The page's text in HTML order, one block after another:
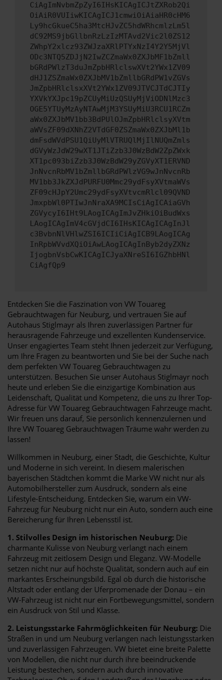
CiAgImNvbmZpZyI6IHsKICAgICJtZXRob2Qi
OiAiR0VUIiwKICAgICJ1cmwiOiAiaHR0cHM6
Ly9hcGkueC5ha3MtcHJvZC5hdWRhcmlzLm5l
dC92MS9jbGllbnRzLzIzMTAvd2Vic2l0ZS12
ZWhpY2xlcz93ZWJzaXRlPTYxNzI4Y2Y5MjVl
ODc3NTQ5ZDJjN2IwZCZmaWx0ZXJbMF1bZmll
bGRdPWlzT3duJmZpbHRlclswXVt2YWx1ZV09
dHJ1ZSZmaWx0ZXJbMV1bZmllbGRdPW1vZGVs
JmZpbHRlclsxXVt2YWx1ZV09JTVCJTdCJTIy
YXVkYXJpc19pZCUyMiUzQSUyMjViODNlMzc3
OGE5YTUyMzAyNTAwMjM3YSUyMiU3RCU1RCZm
aWx0ZXJbMV1bb3BdPUlOJmZpbHRlclsyXVtm
aWVsZF09dXNhZ2VTdGF0ZSZmaWx0ZXJbMl1b
dmFsdWVdPSU1QiUyMlVTRUQlMjIlNUQmZmls
dGVyWzJdW29wXT1JTiZzb3J0WzBdW2ZpZWxk
XT1pc093biZzb3J0WzBdW29yZGVyXT1ERVND
JnNvcnRbMV1bZmllbGRdPWlzVG9wJnNvcnRb
MV1bb3JkZXJdPURFU0Mmc29ydFsyXVtmaWVs
ZF09cHJpY2Umc29ydFsyXVtvcmRlcl09QVND
JmxpbWl0PTIwJnNraXA9MCIsCiAgICAiaGVh
ZGVycyI6IHt9LAogICAgImJvZHkiOiBudWxs
LAogICAgImV4cGVjdCI6IHsKICAgICAgInJl
c3BvbnNlVHlwZSI6ICIiCiAgICB9LAogICAg
InRpbWVvdXQiOiAwLAogICAgInByb2dyZXNz
IjogbnVsbCwKICAgICJyaXNreSI6IGZhbHNl
CiAgfQp9
Entdecken Sie die Faszination von VW Touareg
Gebrauchtwagen für Neuburg, und vertrauen Sie auf
Autohaus Stiglmayr als Ihren zuverlässigen Partner für
herausragende Fahrzeuge und exzellenten Kundenservice.
Unser engagiertes Team steht Ihnen jederzeit zur Verfügung,
um Ihre Fragen zu beantworten und Sie bei der Suche nach
dem perfekten VW Touareg Gebrauchtwagen zu
unterstützen. Besuchen Sie unser Autohaus Stiglmayr noch
heute und erleben Sie die einzigartige Kombination aus
Leidenschaft, Qualität und Kompetenz, die uns zu Ihrer Top-
Adresse für VW Touareg Gebrauchtwagen Fahrzeuge macht.
Wir freuen uns darauf, Sie persönlich kennenzulernen und
Ihre VW Touareg Gebrauchtwagen Träume wahr werden zu
lassen!
Willkommen in Neuburg, einer Stadt, die Geschichte, Kultur
und Moderne in sich vereint. In diesem malerischen
bayerischen Städtchen kommt die Marke VW nicht nur als
Automobilhersteller zum Ausdruck, sondern als eine
Lifestyle-Entscheidung. Entdecken Sie, warum ein VW-
Fahrzeug für Neuburg nicht nur ein Auto, sondern auch eine
Bereicherung für Ihren Lebensstil ist.
1. Stilvolles Design im historischen Neuburg: Die
charmante Kulisse von Neuburg verlangt nach einem
Fahrzeug mit zeitlosem Design und Eleganz. VW-Modelle
setzen nicht nur auf höchste Qualität, sondern auch auf ein
markantes Erscheinungsbild. Egal ob durch die historische
Altstadt oder entlang der Uferpromenade der Donau – ein
VW-Fahrzeug ist nicht nur ein Fortbewegungsmittel, sondern
ein Ausdruck von Stil und Klasse.
2. Leistungsstarke Fahrmöglichkeiten für Neuburg: Die
Straßen in und um Neuburg verlangen nach leistungsstarken
und zuverlässigen Fahrzeugen. VW bietet eine breite Palette
von Modellen, die nicht nur durch ihre beeindruckende
Leistung bestechen, sondern auch durch innovative